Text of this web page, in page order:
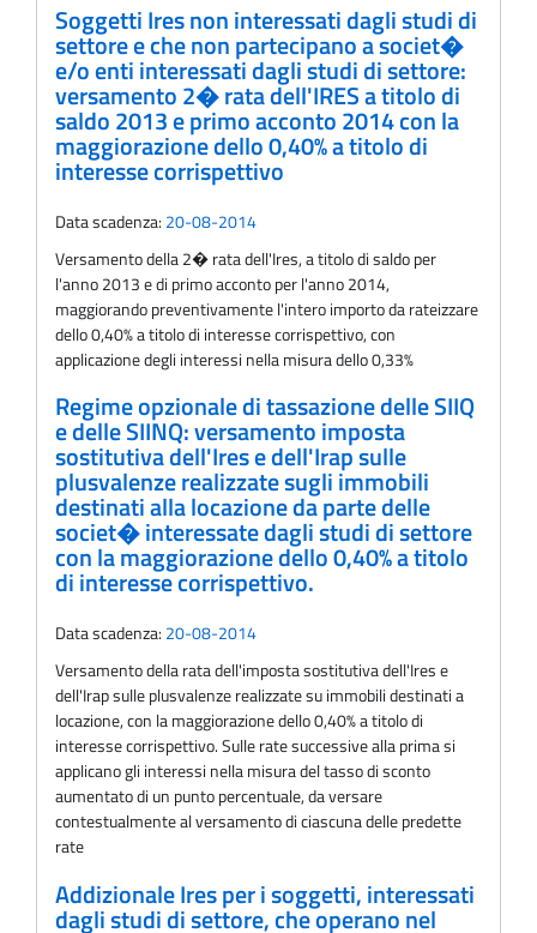
Soggetti Ires non interessati dagli studi di
settore e che non partecipano a societ�
e/o enti interessati dagli studi di settore:
versamento 2� rata dell'IRES a titolo di
saldo 2013 e primo acconto 2014 con la
maggiorazione dello 0,40% a titolo di
interesse corrispettivo
Data scadenza: 20-08-2014
Versamento della 2� rata dell'Ires, a titolo di saldo per
l'anno 2013 e di primo acconto per l'anno 2014,
maggiorando preventivamente l'intero importo da rateizzare
dello 0,40% a titolo di interesse corrispettivo, con
applicazione degli interessi nella misura dello 0,33%
Regime opzionale di tassazione delle SIIQ
e delle SIINQ: versamento imposta
sostitutiva dell'Ires e dell'Irap sulle
plusvalenze realizzate sugli immobili
destinati alla locazione da parte delle
societ� interessate dagli studi di settore
con la maggiorazione dello 0,40% a titolo
di interesse corrispettivo.
Data scadenza: 20-08-2014
Versamento della rata dell'imposta sostitutiva dell'Ires e
dell'Irap sulle plusvalenze realizzate su immobili destinati a
locazione, con la maggiorazione dello 0,40% a titolo di
interesse corrispettivo. Sulle rate successive alla prima si
applicano gli interessi nella misura del tasso di sconto
aumentato di un punto percentuale, da versare
contestualmente al versamento di ciascuna delle predette
rate
Addizionale Ires per i soggetti, interessati
dagli studi di settore, che operano nel